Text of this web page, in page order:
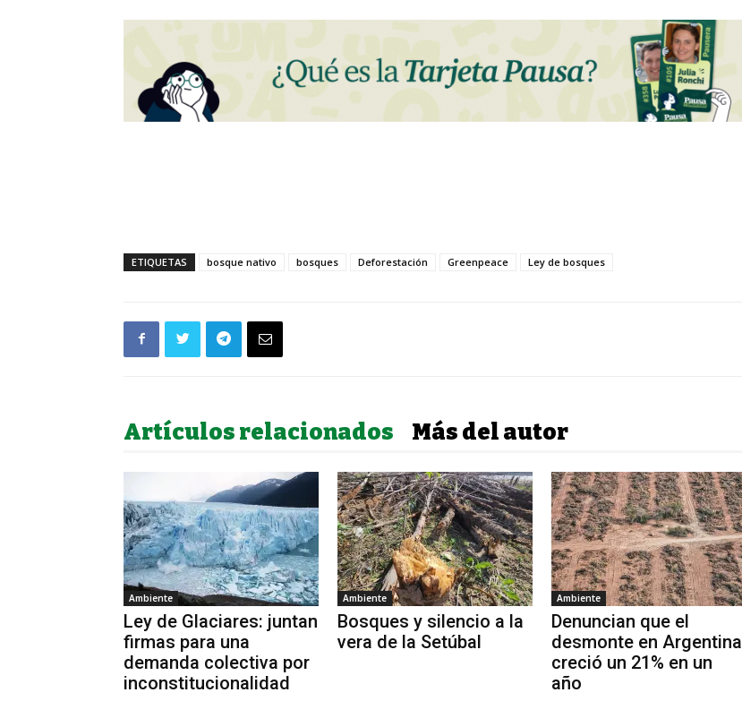
ETIQUETAS bosque nativo bosques Deforestación Greenpeace Ley de bosques
Artículos relacionados Más del autor
Ambiente
Ley de Glaciares: juntan
firmas para una
demanda colectiva por
inconstitucionalidad
Ambiente
Bosques y silencio a la
vera de la Setúbal
Ambiente
Denuncian que el
desmonte en Argentina
creció un 21% en un
año